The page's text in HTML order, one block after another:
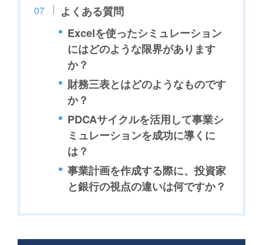
よくある質問
Excelを使ったシミュレーション
にはどのような限界があります
か？
財務三表とはどのようなものです
か？
PDCAサイクルを活用して事業シ
ミュレーションを成功に導くに
は？
事業計画を作成する際に、投資家
と銀行の視点の違いは何ですか？